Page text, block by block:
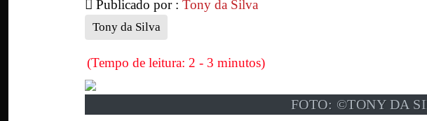
Publicado por : Tony da Silva
Tony da Silva
(Tempo de leitura: 2 - 3 minutos)
FOTO: ©TONY DA